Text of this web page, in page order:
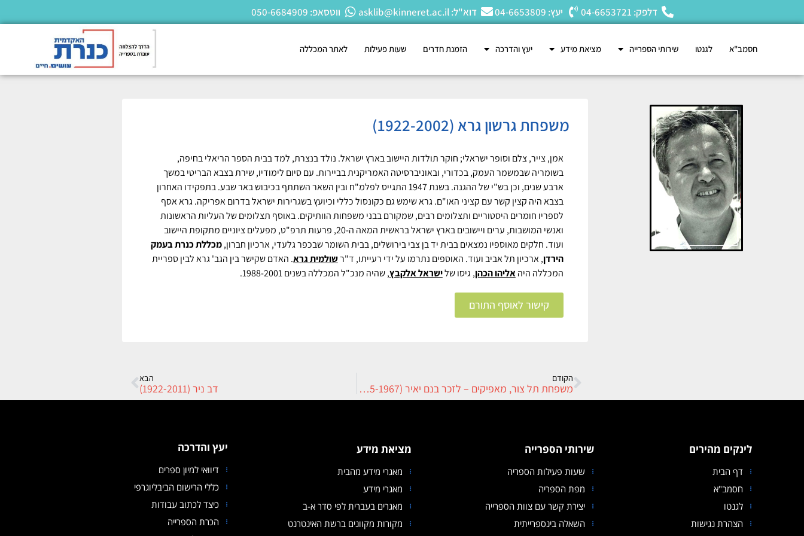
דלפק: 04-6653721 יעץ: 04-6653809 דוא"ל: asklib@kinneret.ac.il ווטסאפ: 050-6684909
חסמב"א לגנטו שירותי הספרייה מציאת מידע יעץ והדרכה הזמנת חדרים שעות פעילות לאתר המכללה
משפחת גרשון גרא (1922-2002)
אמן, צייר, צלם וסופר ישראלי; חוקר תולדות היישוב בארץ ישראל. נולד בנצרת, למד בבית הספר הריאלי בחיפה,
בשומריה שבמשמר העמק, בכדורי, ובאוניברסיטה האמריקנית בביירות. עם סיום לימודיו, שירת בצבא הבריטי במשך
ארבע שנים, וכן בש"י של ההגנה. בשנת 1947 התגייס לפלמ"ח ובין השאר השתתף בכיבוש באר שבע. בתפקידו האחרון
בצבא היה קצין קשר עם קציני האו"ם. גרא שימש גם כקונסול כללי וכיועץ בשגרירות ישראל בדרום אפריקה. גרא אסף
לספריו חומרים היסטוריים ותצלומים רבים, שמקורם בבני משפחות הוותיקים. באוסף תצלומים של העליות הראשונות
ואנשי המושבות, ערים ויישובים בארץ ישראל בראשית המאה ה-20, פרעות תרפ"ט, מפעלים ציוניים מתקופת היישוב
ועוד. חלקים מאוספיו נמצאים בבית יד בן צבי בירושלים, בבית השומר שבכפר גלעדי, ארכיון חברון,מכללת כנרת בעמק
הירדן, ארכיון תל אביב ועוד. האוספים נתרמו על ידי רעייתו, ד"רשולמית גרא. האדם שקישר בין הגב' גרא לבין ספריית
המכללה היהאליהו הכהן, גיסו שלישראל אלקבץ, שהיה מנכ"ל המכללה בשנים 1988-2001.
קישור לאוסף התורם
הקודם
משפחת תל צור, מאפיקים – לזכר בנם יאיר (1935-1967)
הבא
דב ניר (1922-2011)
לינקים מהירים
דף הבית
חסמב"א
לגנטו
הצהרת נגישות
שירותי הספרייה
שעות פעילות הספריה
מפת הספריה
יצירת קשר עם צוות הספרייה
השאלה בינספרייתית
מציאת מידע
מאגרי מידע מהבית
מאגרי מידע
מאגרים בעברית לפי סדר א-ב
מקורות מקוונים ברשת האינטרנט
יעץ והדרכה
דיוואי למיון ספרים
כללי הרישום הביבליוגרפי
כיצד לכתוב עבודות
הכרת הספרייה